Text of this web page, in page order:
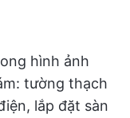
hình ảnh
tường thạch
lắp đặt sàn